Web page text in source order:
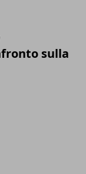
sulla